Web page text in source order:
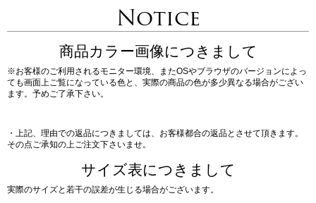
Notice
商品カラー画像につきまして
※お客様のご利用されるモニター環境、またOSやブラウザのバージョンによっ
ても画面上ご覧になっている色と、実際の商品の色が多少異なる場合がござい
ます。予めご了承下さい。
・上記、理由での返品につきましては、お客様都合の返品とさせて頂きます。
その点ご承知の上ご注文下さいませ。
サイズ表につきまして
実際のサイズと若干の誤差が生じる場合がございます。